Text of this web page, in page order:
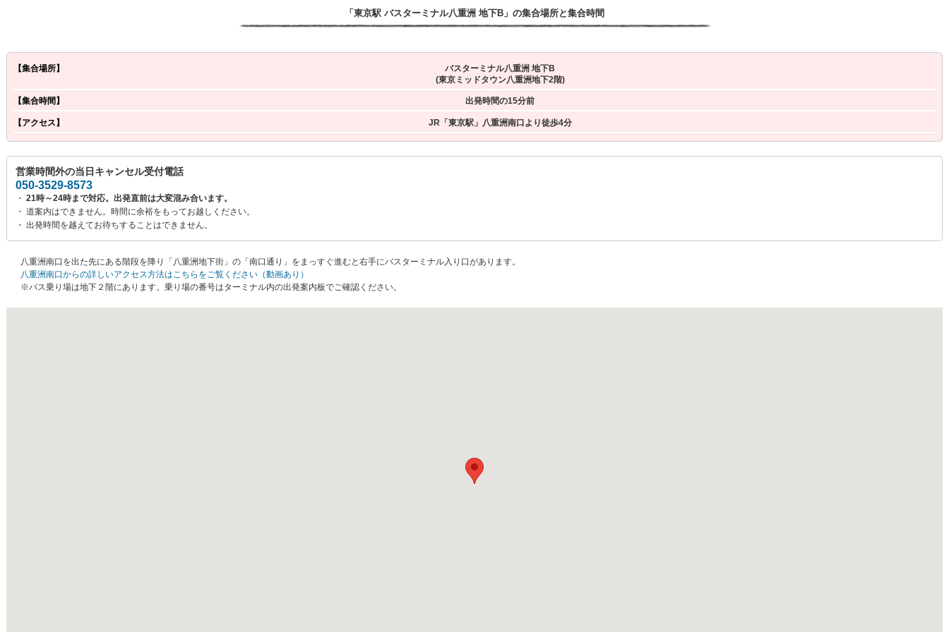
「東京駅 バスターミナル八重洲 地下B」の集合場所と集合時間
【集合場所】
バスターミナル八重洲 地下B
(東京ミッドタウン八重洲地下2階)
【集合時間】 出発時間の15分前
【アクセス】 JR「東京駅」八重洲南口より徒歩4分
営業時間外の当日キャンセル受付電話
050-3529-8573
・ 21時～24時まで対応。出発直前は大変混み合います。
・ 道案内はできません。時間に余裕をもってお越しください。
・ 出発時間を越えてお待ちすることはできません。
八重洲南口を出た先にある階段を降り「八重洲地下街」の「南口通り」をまっすぐ進むと右手にバスターミナル入り口があります。
八重洲南口からの詳しいアクセス方法はこちらをご覧ください（動画あり）
※バス乗り場は地下２階にあります。乗り場の番号はターミナル内の出発案内板でご確認ください。